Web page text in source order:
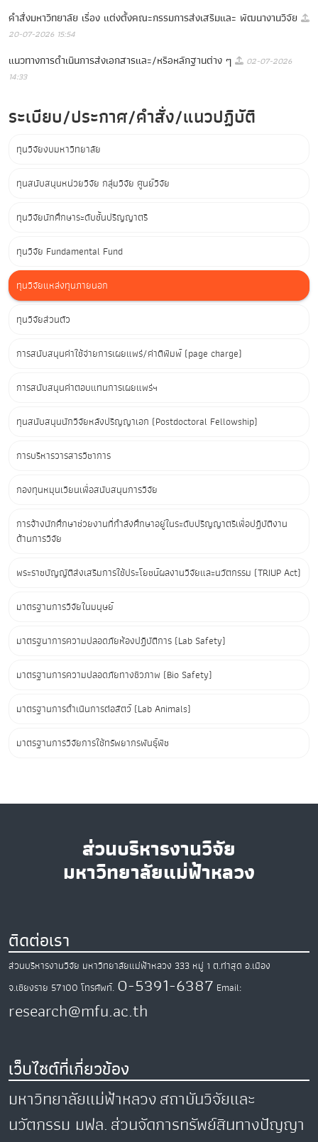
คำสั่งมหาวิทยาลัย เรื่อง แต่งตั้งคณะกรรมการส่งเสริมและ พัฒนางานวิจัย
20-07-2026 15:54
แนวทางการดำเนินการส่งเอกสารและ/หรือหลักฐานต่าง ๆ
02-07-2026
14:33
ระเบียบ/ประกาศ/คำสั่ง/แนวปฏิบัติ
ทุนวิจัยงบมหาวิทยาลัย
ทุนสนับสนุนหน่วยวิจัย กลุ่มวิจัย ศูนย์วิจัย
ทุนวิจัยนักศึกษาระดับชั้นปริญญาตรี
ทุนวิจัย Fundamental Fund
ทุนวิจัยแหล่งทุนภายนอก
ทุนวิจัยส่วนตัว
การสนับสนุนค่าใช้จ่ายการเผยแพร่/ค่าตีพิมพ์ (page charge)
การสนับสนุนค่าตอบแทนการเผยแพร่ฯ
ทุนสนับสนุนนักวิจัยหลังปริญญาเอก (Postdoctoral Fellowship)
การบริหารวารสารวิชาการ
กองทุนหมุนเวียนเพื่อสนับสนุนการวิจัย
การจ้างนักศึกษาช่วยงานที่กำลังศึกษาอยู่ในระดับปริญญาตรีเพื่อปฏิบัติงาน
ด้านการวิจัย
พระราชบัญญัติส่งเสริมการใช้ประโยชน์ผลงานวิจัยและนวัตกรรม (TRIUP Act)
มาตรฐานการวิจัยในมนุษย์
มาตรฐนาการความปลอดภัยห้องปฏิบัติการ (Lab Safety)
มาตรฐานการความปลอดภัยทางชีวภาพ (Bio Safety)
มาตรฐานการดำเนินการต่อสัตว์ (Lab Animals)
มาตรฐานการวิจัยการใช้ทรัพยากรพันธุ์พืช
ส่วนบริหารงานวิจัย
มหาวิทยาลัยแม่ฟ้าหลวง
ติดต่อเรา
ส่วนบริหารงานวิจัย มหาวิทยาลัยแม่ฟ้าหลวง 333 หมู่ 1 ต.ท่าสุด อ.เมือง
จ.เชียงราย 57100 โทรศัพท์. 0-5391-6387 Email:
research@mfu.ac.th
เว็บไซต์ที่เกี่ยวข้อง
มหาวิทยาลัยแม่ฟ้าหลวงสถาบันวิจัยและ
นวัตกรรม มฟล.ส่วนจัดการทรัพย์สินทางปัญญา